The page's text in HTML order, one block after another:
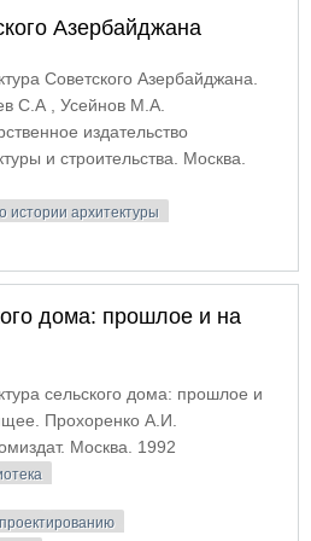
Азербайджана
Советского Азербайджана.
С.А , Усейнов М.А.
издательство
и строительства. Москва.
истории архитектуры
дома: прошлое и на
сельского дома: прошлое и
Прохоренко А.И.
Москва. 1992